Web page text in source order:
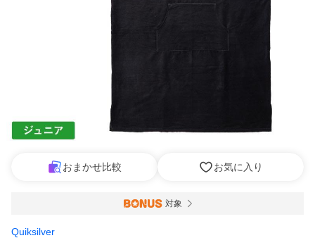
おまかせ比較 お気に入り
対象
Quiksilver